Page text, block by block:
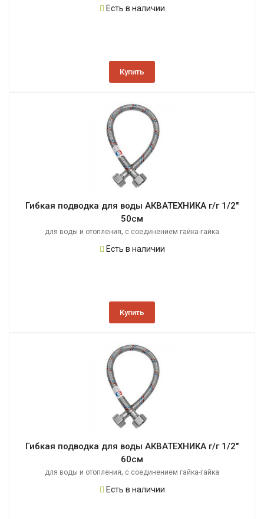
Есть в наличии
Купить
Гибкая подводка для воды АКВАТЕХНИКА г/г 1/2"
50см
для воды и отопления, с соединением гайка-гайка
Есть в наличии
Купить
Гибкая подводка для воды АКВАТЕХНИКА г/г 1/2"
60см
для воды и отопления, с соединением гайка-гайка
Есть в наличии